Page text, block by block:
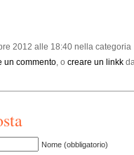
2012 alle 18:40 nella
un commento, o creare un linkk
Nome (obbligatorio)